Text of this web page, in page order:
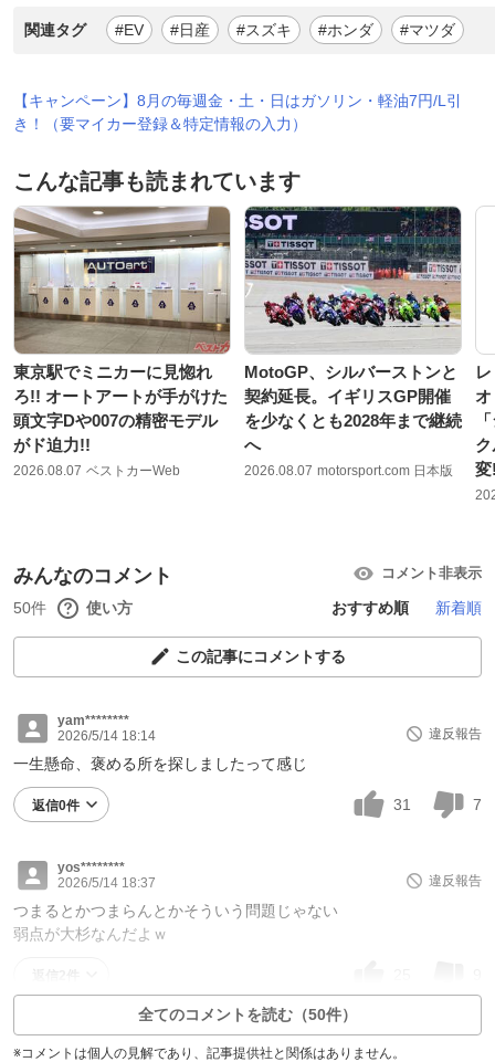
関連タグ #EV #日産 #スズキ #ホンダ #マツダ
【キャンペーン】8月の毎週金・土・日はガソリン・軽油7円/L引
き！（要マイカー登録＆特定情報の入力）
こんな記事も読まれています
東京駅でミニカーに見惚れ
ろ!! オートアートが手がけた
頭文字Dや007の精密モデル
がド迫力!!
2026.08.07 ベストカーWeb
MotoGP、シルバーストンと
契約延長。イギリスGP開催
を少なくとも2028年まで継続
へ
2026.08.07 motorsport.com 日本版
みんなのコメント コメント非表示
50件 使い方 おすすめ順 新着順
この記事にコメントする
yam********
2026/5/14 18:14
違反報告
一生懸命、褒める所を探しましたって感じ
返信0件 31 7
yos********
2026/5/14 18:37
違反報告
つまるとかつまらんとかそういう問題じゃない
弱点が大杉なんだよｗ
全てのコメントを読む（50件）
※コメントは個人の見解であり、記事提供社と関係はありません。